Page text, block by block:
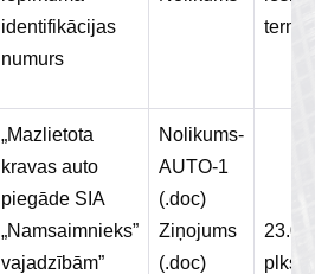
identifikācijas
numurs
„Mazlietota
kravas auto
piegāde SIA
„Namsaimnieks”
vajadzībām”
Nolikums-
AUTO-1
(.doc)
Ziņojums
(.doc)